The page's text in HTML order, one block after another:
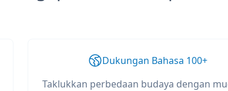
Dukungan Bahasa 100+
Taklukkan perbedaan budaya dengan